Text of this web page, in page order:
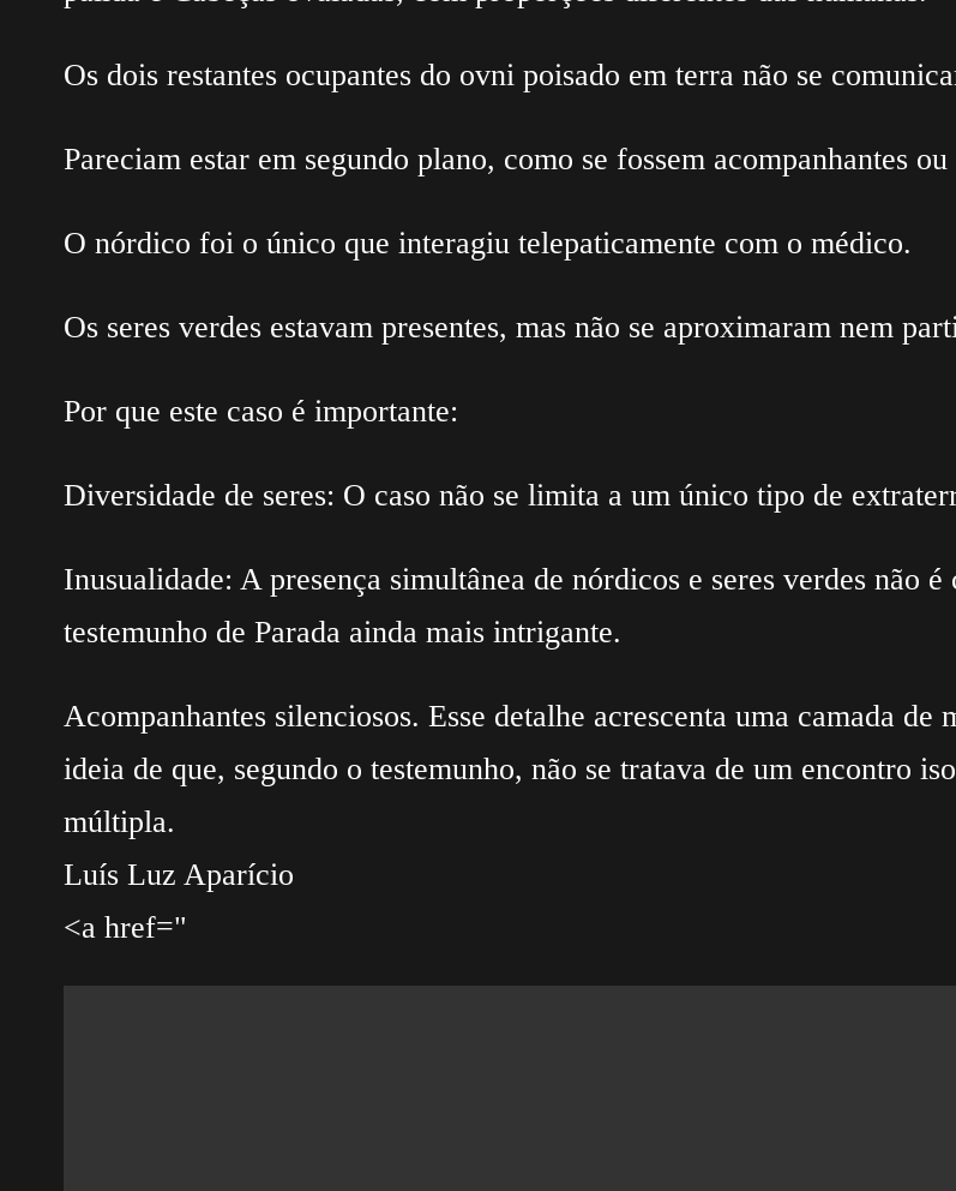
Os dois restantes ocupantes do ovni poisado em terra não se
Pareciam estar em segundo plano, como se fossem acompanhantes
O nórdico foi o único que interagiu telepaticamente com o médico.
Os seres verdes estavam presentes, mas não se aproximaram nem
Por que este caso é importante:
Diversidade de seres: O caso não se limita a um único tipo de
Inusualidade: A presença simultânea de nórdicos e seres verdes não
testemunho de Parada ainda mais intrigante.
Acompanhantes silenciosos. Esse detalhe acrescenta uma camada
ideia de que, segundo o testemunho, não se tratava de um encontro
múltipla.
Luís Luz Aparício
<a href="